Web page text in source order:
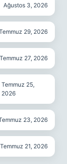
Ağustos 3, 2026
29, 2026
Temmuz 27, 2026
Temmuz 25,
2026
23, 2026
Temmuz 21, 2026